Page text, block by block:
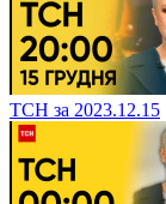
ТСН за 2023.12.15